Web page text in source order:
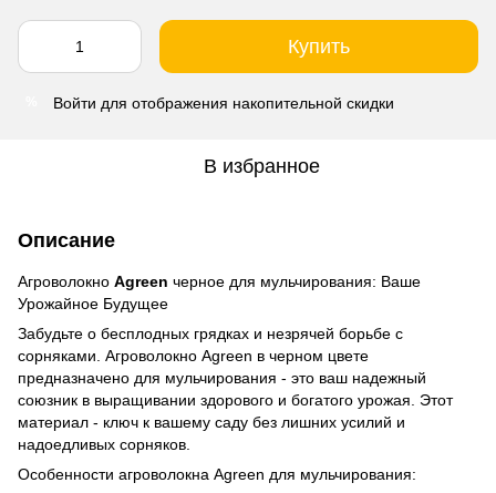
Купить
Войти для отображения накопительной скидки
В избранное
Описание
Агроволокно Agreen черное для мульчирования: Ваше
Урожайное Будущее
Забудьте о бесплодных грядках и незрячей борьбе с
сорняками. Агроволокно Agreen в черном цвете
предназначено для мульчирования - это ваш надежный
союзник в выращивании здорового и богатого урожая. Этот
материал - ключ к вашему саду без лишних усилий и
надоедливых сорняков.
Особенности агроволокна Agreen для мульчирования: